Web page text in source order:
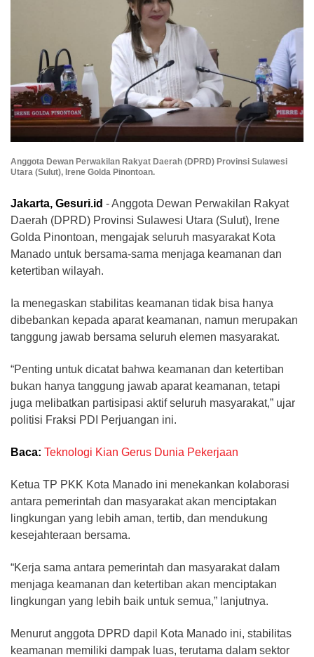
Anggota Dewan Perwakilan Rakyat Daerah (DPRD) Provinsi Sulawesi
Utara (Sulut), Irene Golda Pinontoan.
Jakarta, Gesuri.id - Anggota Dewan Perwakilan Rakyat
Daerah (DPRD) Provinsi Sulawesi Utara (Sulut), Irene
Golda Pinontoan, mengajak seluruh masyarakat Kota
Manado untuk bersama-sama menjaga keamanan dan
ketertiban wilayah.
Ia menegaskan stabilitas keamanan tidak bisa hanya
dibebankan kepada aparat keamanan, namun merupakan
tanggung jawab bersama seluruh elemen masyarakat.
“Penting untuk dicatat bahwa keamanan dan ketertiban
bukan hanya tanggung jawab aparat keamanan, tetapi
juga melibatkan partisipasi aktif seluruh masyarakat,” ujar
politisi Fraksi PDI Perjuangan ini.
Baca: Teknologi Kian Gerus Dunia Pekerjaan
Ketua TP PKK Kota Manado ini menekankan kolaborasi
antara pemerintah dan masyarakat akan menciptakan
lingkungan yang lebih aman, tertib, dan mendukung
kesejahteraan bersama.
“Kerja sama antara pemerintah dan masyarakat dalam
menjaga keamanan dan ketertiban akan menciptakan
lingkungan yang lebih baik untuk semua,” lanjutnya.
Menurut anggota DPRD dapil Kota Manado ini, stabilitas
keamanan memiliki dampak luas, terutama dalam sektor